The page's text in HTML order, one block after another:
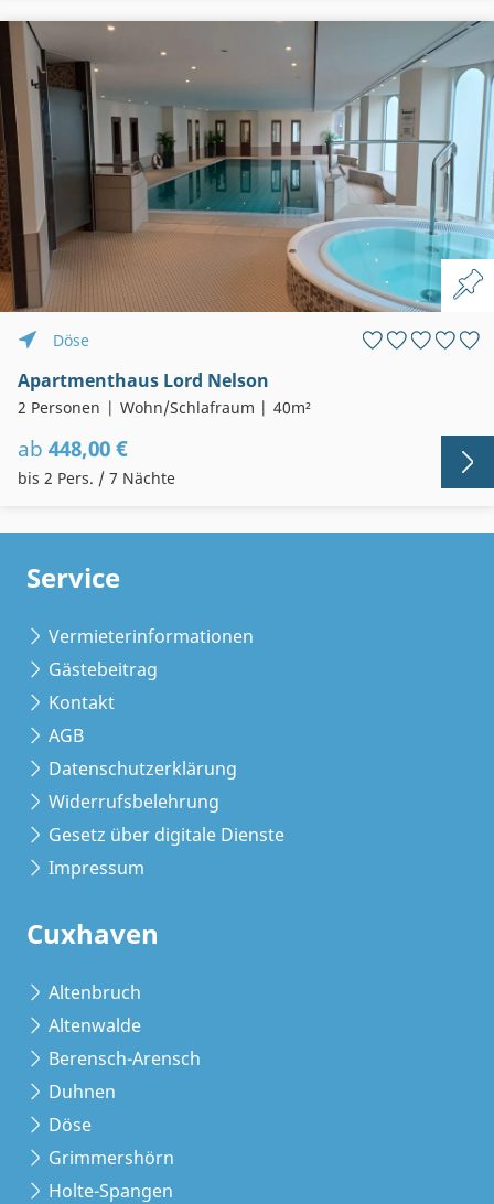
Döse
Apartmenthaus Lord Nelson
2 Personen Wohn/Schlafraum 40m²
ab 448,00 €
bis 2 Pers. / 7 Nächte
Service
Vermieterinformationen
Gästebeitrag
Kontakt
AGB
Datenschutzerklärung
Widerrufsbelehrung
Gesetz über digitale Dienste
Impressum
Cuxhaven
Altenbruch
Altenwalde
Berensch-Arensch
Duhnen
Döse
Grimmershörn
Holte-Spangen